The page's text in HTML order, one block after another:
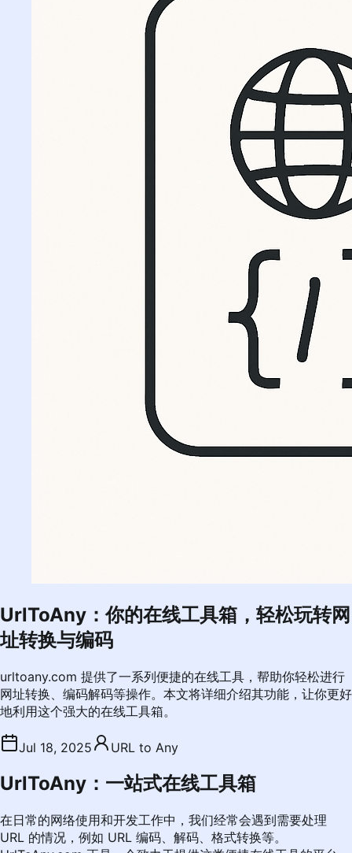
UrlToAny：你的在线工具箱，轻松玩转网
址转换与编码
urltoany.com 提供了一系列便捷的在线工具，帮助你轻松进行
网址转换、编码解码等操作。本文将详细介绍其功能，让你更好
地利用这个强大的在线工具箱。
Jul 18, 2025 URL to Any
UrlToAny：一站式在线工具箱
在日常的网络使用和开发工作中，我们经常会遇到需要处理
URL 的情况，例如 URL 编码、解码、格式转换等。